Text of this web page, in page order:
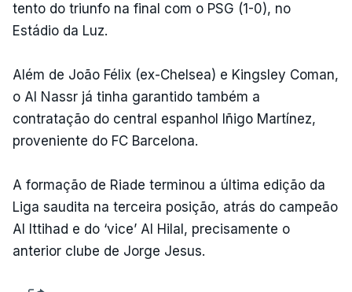
tento do triunfo na final com o PSG (1-0), no
Estádio da Luz.
Além de João Félix (ex-Chelsea) e Kingsley Coman,
o Al Nassr já tinha garantido também a
contratação do central espanhol Iñigo Martínez,
proveniente do FC Barcelona.
A formação de Riade terminou a última edição da
Liga saudita na terceira posição, atrás do campeão
Al Ittihad e do ‘vice’ Al Hilal, precisamente o
anterior clube de Jorge Jesus.